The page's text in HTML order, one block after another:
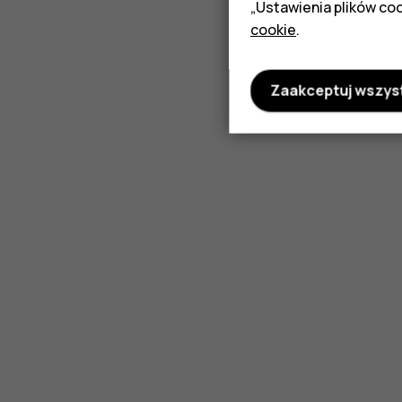
„Ustawienia plików
cookie.
Zaakceptuj